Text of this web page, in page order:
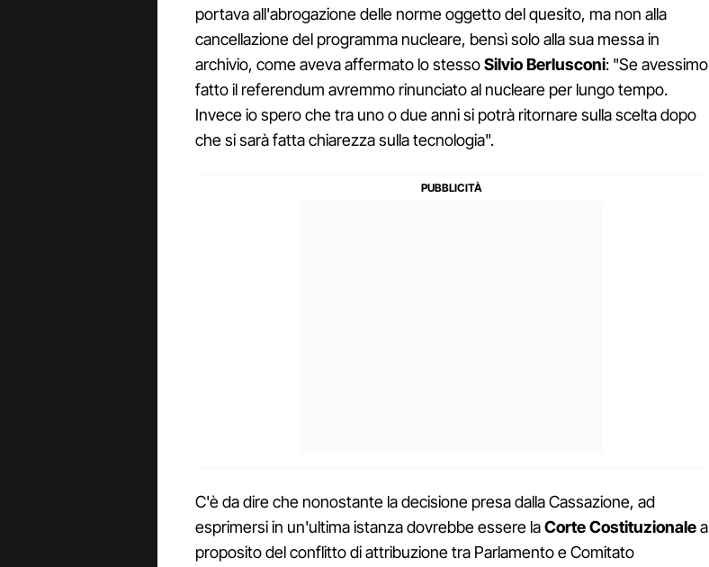
portava all'abrogazione delle norme oggetto del quesito, ma non alla
cancellazione del programma nucleare, bensì solo alla sua messa in
archivio, come aveva affermato lo stessoSilvio Berlusconi: "Se avessimo
fatto il referendum avremmo rinunciato al nucleare per lungo tempo.
Invece io spero che tra uno o due anni si potrà ritornare sulla scelta dopo
che si sarà fatta chiarezza sulla tecnologia".
C'è da dire che nonostante la decisione presa dalla Cassazione, ad
esprimersi in un'ultima istanza dovrebbe essere laCorte Costituzionalea
proposito del conflitto di attribuzione tra Parlamento e Comitato